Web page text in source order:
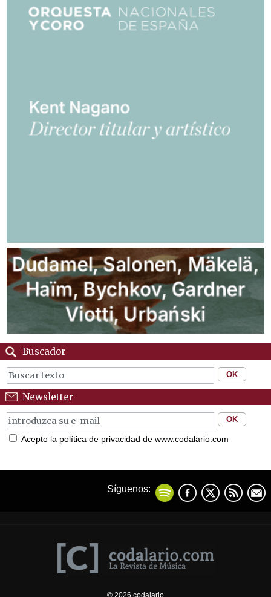
Buscador
Newsletter
Acepto la política de privacidad de www.codalario.com
Síguenos:
© 2026 codalario